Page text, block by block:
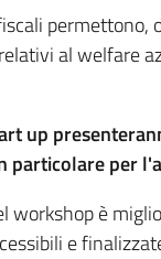
permettono,
al welfare
up
particolare per
workshop è
e